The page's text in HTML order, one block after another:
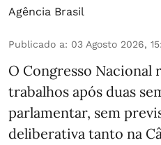
Agência Brasil
Publicado a: 03 Agosto 2026,
O Congresso Nacional
trabalhos após duas
parlamentar, sem
deliberativa tanto na